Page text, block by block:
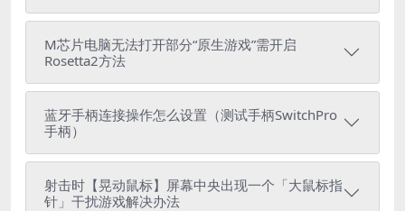
M芯片电脑无法打开部分“原生游戏”需开启
Rosetta2方法
蓝牙手柄连接操作怎么设置（测试手柄SwitchPro
手柄）
射击时【晃动鼠标】屏幕中央出现一个「大鼠标指
针」干扰游戏解决办法